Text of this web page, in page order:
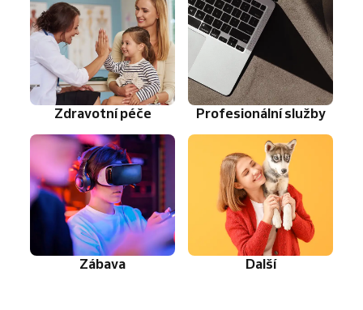
Zdravotní péče Profesionální služby
Zábava Další